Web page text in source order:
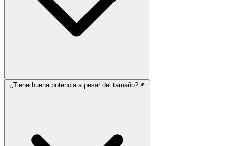
¿Tiene buena potencia a pesar del tamaño?📌